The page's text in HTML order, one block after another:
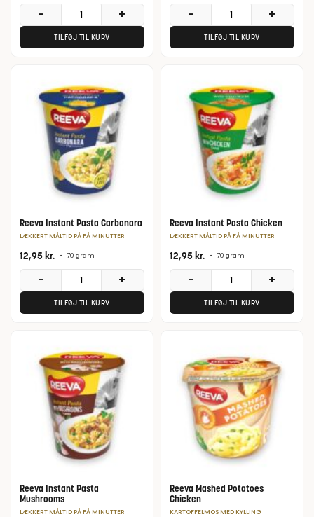
− +
TILFØJ TIL KURV
− +
TILFØJ TIL KURV
Reeva Instant Pasta Carbonara
LÆKKERT MÅLTID PÅ FÅ MINUTTER
12,95kr. • 70 gram
− +
TILFØJ TIL KURV
Reeva Instant Pasta Chicken
LÆKKERT MÅLTID PÅ FÅ MINUTTER
12,95kr. • 70 gram
− +
TILFØJ TIL KURV
Reeva Instant Pasta
Mushrooms
LÆKKERT MÅLTID PÅ FÅ MINUTTER
Reeva Mashed Potatoes
Chicken
KARTOFFELMOS MED KYLLING